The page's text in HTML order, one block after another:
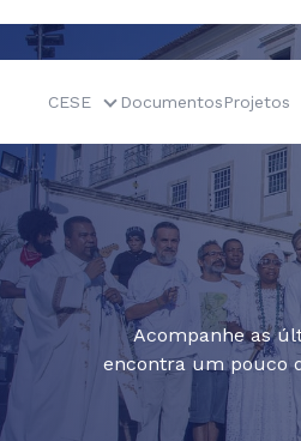
CESE DocumentosProjetos
Acompanhe as
encontra um pouco